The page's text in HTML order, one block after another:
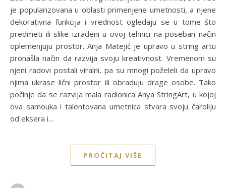
je popularizovana u oblasti primenjene umetnosti, a njene
dekorativna funkcija i vrednost ogledaju se u tome što
predmeti ili slike izrađeni u ovoj tehnici na poseban način
oplemenjuju prostor. Anja Matejić je upravo u string artu
pronašla način da razvija svoju kreativnost. Vremenom su
njeni radovi postali viralni, pa su mnogi poželeli da upravo
njima ukrase lični prostor ili obraduju drage osobe. Tako
počinje da se razvija mala radionica Anya StringArt, u kojoj
ova samouka i talentovana umetnica stvara svoju čaroliju
od eksera i…
PROČITAJ VIŠE